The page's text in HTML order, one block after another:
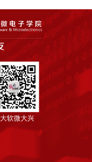
软微大兴